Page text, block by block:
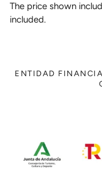
The price shown
included.
ENTIDAD